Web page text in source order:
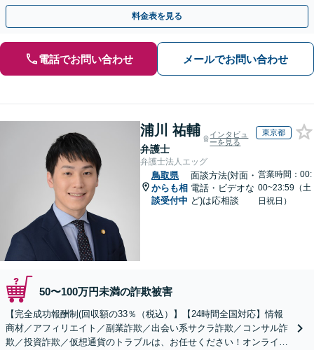
金が得られるよう尽力します！
料金表を見る
電話でお問い合わせ メールでお問い合わせ
浦川 祐輔
弁護士
インタビュ
ーを見る
東京都
弁護士法人エッグ
鳥取県
からも相
談受付中
面談方法(対面・
電話・ビデオな
ど)は応相談
営業時間：00:
00~23:59（土
日祝日）
50〜100万円未満の詐欺被害
【完全成功報酬制(回収額の33％（税込）】【24時間全国対応】情報
商材／アフィリエイト／副業詐欺／出会い系サクラ詐欺／コンサル詐
欺／投資詐欺／仮想通貨のトラブルは、お任せください！オンライン